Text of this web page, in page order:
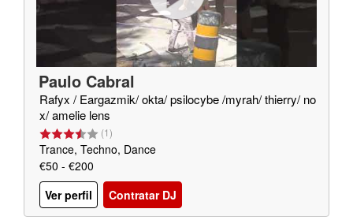
Paulo Cabral
Rafyx / Eargazmik/ okta/ psilocybe /myrah/ thierry/ no
x/ amelie lens
(1)
Trance, Techno, Dance
€50 - €200
Ver perfil
Contratar DJ